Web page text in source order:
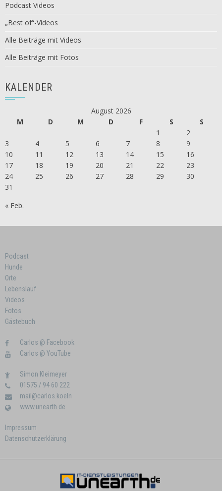
Podcast Videos
„Best of“-Videos
Alle Beiträge mit Videos
Alle Beiträge mit Fotos
KALENDER
August 2026
M
D M D F S
S
1
2
3
4 5 6 7 8
9
10
11 12 13 14 15
16
17
18 19 20 21 22
23
24
25 26 27 28 29
30
31
« Feb.
Podcast
Hunde
Orte
Lebenslauf
Videos
Fotos
Gästebuch
Carlos @ Facebook
Carlos @ YouTube
Simon Kleimeyer
01575 / 94 60 222
mail@carlos.koeln
www.unearth.de
Impressum
Datenschutzerklärung